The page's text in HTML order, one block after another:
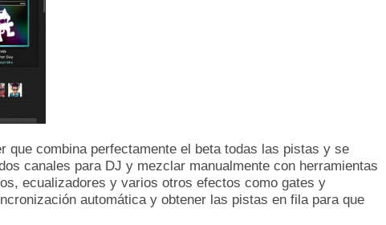
combina perfectamente el beta todas las pistas y se
canales para DJ y mezclar manualmente con herramientas
ecualizadores y varios otros efectos como gates y
automática y obtener las pistas en fila para que